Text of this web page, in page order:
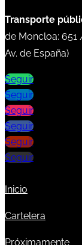
Transporte
de Moncloa: 651
Av. de España)
Seguir
Seguir
Seguir
Seguir
Seguir
Seguir
Inicio
Cartelera
Próximamente